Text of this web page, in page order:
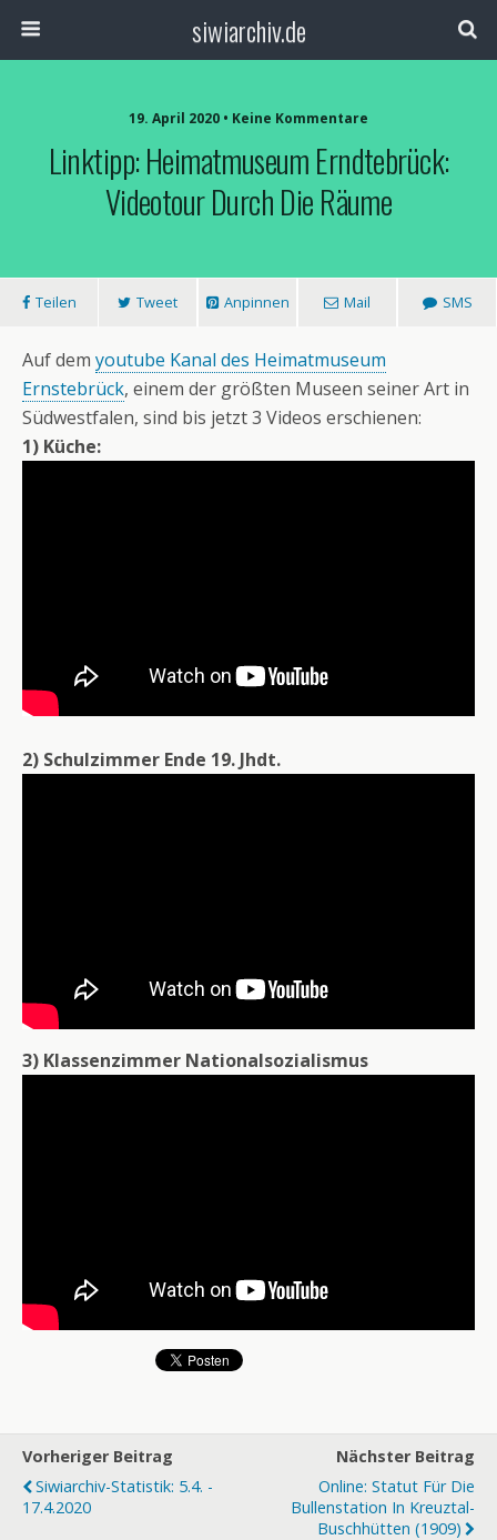
siwiarchiv.de
19. April 2020 • Keine Kommentare
Linktipp: Heimatmuseum Erndtebrück:
Videotour Durch Die Räume
Teilen Tweet Anpinnen Mail SMS
Auf dem youtube Kanal des Heimatmuseum
Ernstebrück, einem der größten Museen seiner Art in
Südwestfalen, sind bis jetzt 3 Videos erschienen:
1) Küche:
2) Schulzimmer Ende 19. Jhdt.
3) Klassenzimmer Nationalsozialismus
Vorheriger Beitrag
Siwiarchiv-Statistik: 5.4. -
17.4.2020
Nächster Beitrag
Online: Statut Für Die
Bullenstation In Kreuztal-
Buschhütten (1909)